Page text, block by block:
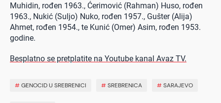
Muhidin, rođen 1963., Ćerimović (Rahman) Huso, rođen
1963., Nukić (Suljo) Nuko, rođen 1957., Gušter (Alija)
Ahmet, rođen 1954., te Kunić (Omer) Asim, rođen 1953.
godine.
Besplatno se pretplatite na Youtube kanal Avaz TV.
#GENOCID U SREBRENICI #SREBRENICA #SARAJEVO